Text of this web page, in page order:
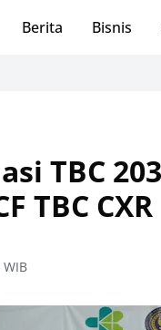
Berita Bisnis
TBC
TBC CXR